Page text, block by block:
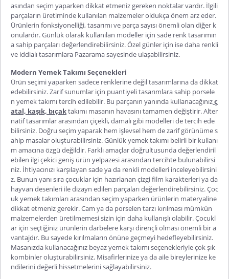
asından seçim yaparken dikkat etmeniz gereken noktalar vardır. İlgili
parçaların üretiminde kullanılan malzemeler oldukça önem arz eder.
Ürünlerin fonksiyonelliği, tasarımı ve parça sayısı önemli olan diğer k
onulardır. Günlük olarak kullanılan modeller için sade renk tasarımın
a sahip parçaları değerlendirebilirsiniz. Özel günler için ise daha renkli
ve iddialı tasarımlara Pazarama sayesinde ulaşabilirsiniz.
Modern Yemek Takımı Seçenekleri
Ürün seçimi yaparken sadece renklerine değil tasarımlarına da dikkat
edebilirsiniz. Zarif sunumlar için puantiyeli tasarımlara sahip porsele
n yemek takımıtercih edilebilir. Bu parçanın yanında kullanacağınızç
atal, kaşık, bıçaktakımı masanın havasını tamamen değiştirir. Alter
natif tasarımlar arasından çiçekli, damalı gibi modelleri de tercih ede
bilirsiniz. Doğru seçim yaparak hem işlevsel hem de zarif görünüme s
ahip masalar oluşturabilirsiniz.Günlük yemek takımı belirli bir kullanı
m amacına özgü değildir. Farklı amaçlar doğrultusunda değerlendiril
ebilen ilgi çekici geniş ürün yelpazesi arasından tercihte bulunabilirsi
niz. İhtiyacınızı karşılayan sade ya da renkli modelleri inceleyebilirsini
z. Bunun yanı sıra çocuklar için hazırlanan çizgi film karakterleri ya da
hayvan desenleri ile dizayn edilen parçaları değerlendirebilirsiniz. Çoc
uk yemek takımları arasından seçim yaparken ürünlerin materyaline
dikkat etmeniz gerekir. Cam ya da porselen tarzı kırılması mümkün
malzemelerden üretilmemesi sizin için daha kullanışlı olabilir. Çocukl
ar için seçtiğiniz ürünlerin darbelere karşı dirençli olması önemli bir a
vantajdır. Bu sayede kırılmaların önüne geçmeyi hedefleyebilirsiniz.
Masanızda kullanacağınız beyaz yemek takımıseçenekleriyle çok şık
kombinler oluşturabilirsiniz. Misafirlerinize ya da aile bireylerinize ke
ndilerini değerli hissetmelerini sağlayabilirsiniz.